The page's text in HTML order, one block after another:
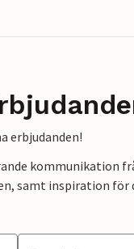
erbjudanden!
kommunikation
samt inspiration